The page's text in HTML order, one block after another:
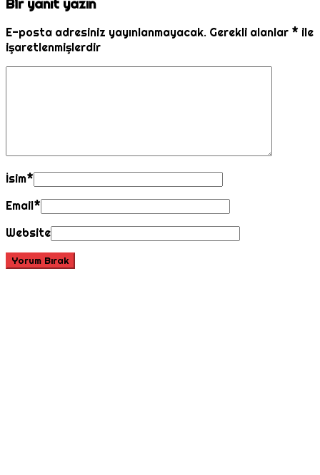
E-posta adresiniz yayınlanmayacak. Gerekli alanlar * ile
işaretlenmişlerdir
İsim*
Email*
Website